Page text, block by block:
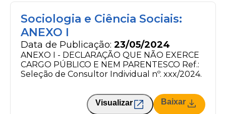
Sociologia e Ciência Sociais:
ANEXO I
Data de Publicação: 23/05/2024
ANEXO I - DECLARAÇÃO QUE NÃO EXERCE
CARGO PÚBLICO E NEM PARENTESCO Ref.:
Seleção de Consultor Individual nº. xxx/2024.
Visualizar Baixar